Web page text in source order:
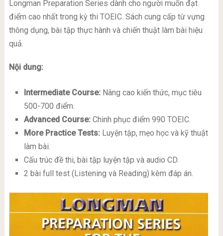
Longman Preparation Series dành cho người muốn đạt
điểm cao nhất trong kỳ thi TOEIC. Sách cung cấp từ vựng
thông dụng, bài tập thực hành và chiến thuật làm bài hiệu
quả.
Nội dung:
Intermediate Course:Nâng cao kiến thức, mục tiêu
500-700 điểm.
Advanced Course:Chinh phục điểm 990 TOEIC.
More Practice Tests:Luyện tập, mẹo học và kỹ thuật
làm bài.
Cấu trúc đề thi, bài tập luyện tập và audio CD.
2 bài full test (Listening và Reading) kèm đáp án.